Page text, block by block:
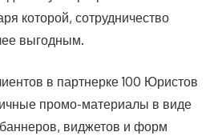
которой, сотрудничество
выгодным.
в партнерке 100 Юристов
промо-материалы в виде
виджетов и форм